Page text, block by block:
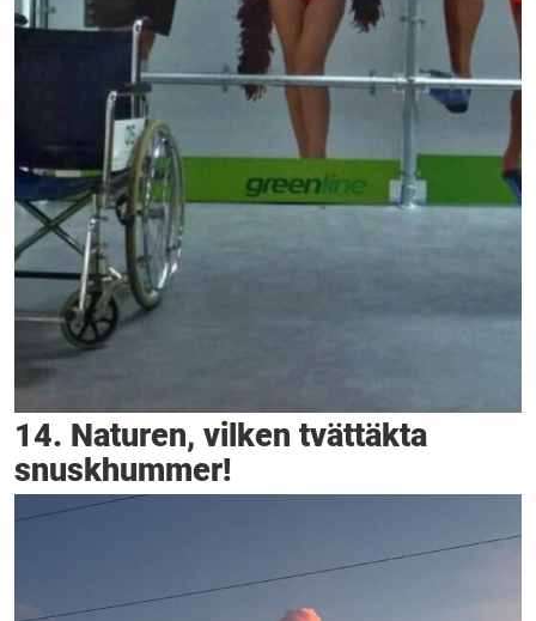
14. Naturen, vilken tvättäkta
snuskhummer!